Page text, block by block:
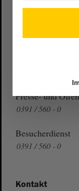
Presse- und
0391 / 560 - 0
Besucherdienst
0391 / 560 - 0
Kontakt